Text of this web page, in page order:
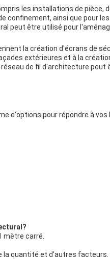
les installations de pièce,
ainsi que pour
peut être utilisé pour
la création d'écrans de
extérieures et à la
de fil d'architecture peut
d'options pour répondre à vos
mètre carré.
la quantité et d'autres facteurs.